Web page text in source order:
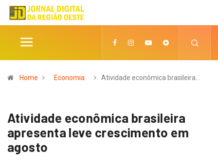
Home Economia Atividade econômica brasileira…
Atividade econômica brasileira
apresenta leve crescimento em
agosto